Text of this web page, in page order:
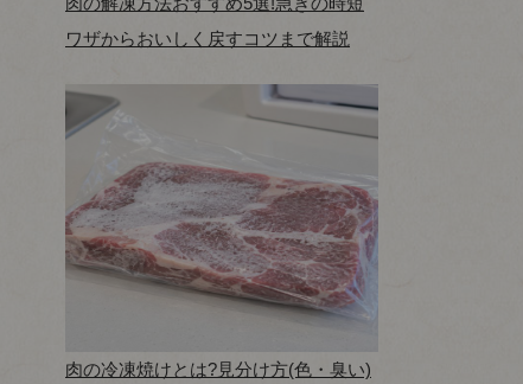
ワザからおいしく戻すコツまで解説
肉の冷凍焼けとは?見分け方(色・臭い)